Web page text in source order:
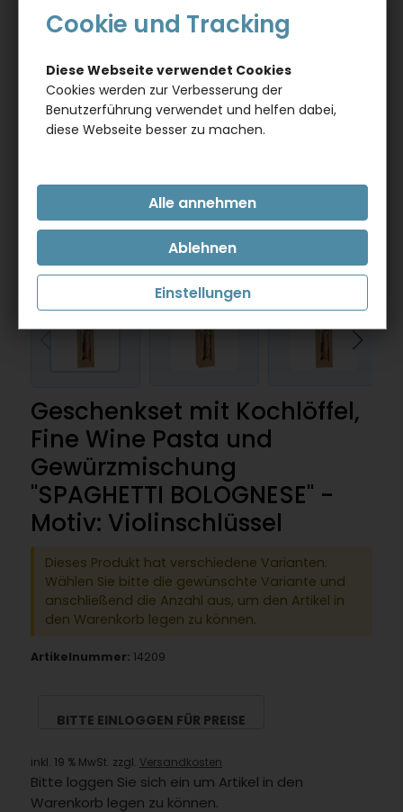
Geschenkset mit Kochlöffel,
Fine Wine Pasta und
Gewürzmischung
"SPAGHETTI BOLOGNESE" -
Motiv: Violinschlüssel
Dieses Produkt hat verschiedene Varianten.
Wählen Sie bitte die gewünschte Variante und
anschließend die Anzahl aus, um den Artikel in
den Warenkorb legen zu können.
Artikelnummer: 14209
BITTE EINLOGGEN FÜR PREISE
inkl. 19 % MwSt. zzgl. Versandkosten
Bitte loggen Sie sich ein um Artikel in den
Warenkorb legen zu können.
Cookie und Tracking
Diese Webseite verwendet Cookies
Cookies werden zur Verbesserung der
Benutzerführung verwendet und helfen dabei,
diese Webseite besser zu machen.
Einstellungen